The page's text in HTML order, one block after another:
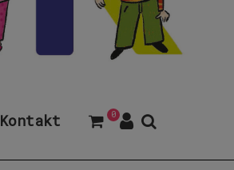
Kontakt 0